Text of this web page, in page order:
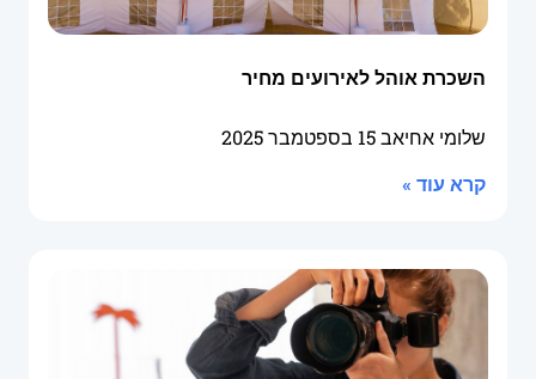
השכרת אוהל לאירועים מחיר
שלומי אחיאב15 בספטמבר 2025
קרא עוד »